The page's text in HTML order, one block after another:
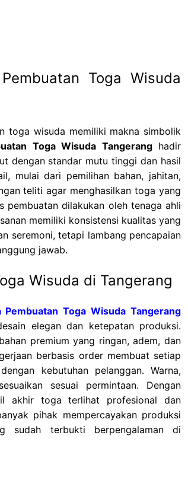
Toga Wisuda
toga wisuda memiliki makna simbolik
Toga Wisuda Tangeranghadir
dengan standar mutu tinggi dan hasil
mulai dari pemilihan bahan, jahitan,
teliti agar menghasilkan toga yang
pembuatan dilakukan oleh tenaga ahli
memiliki konsistensi kualitas yang
seremoni, tetapi lambang pencapaian
jawab.
Wisuda di Tangerang
Pembuatan Toga Wisuda Tangerang
elegan dan ketepatan produksi.
premium yang ringan, adem, dan
berbasis order membuat setiap
kebutuhan pelanggan. Warna,
sesuai permintaan. Dengan
akhir toga terlihat profesional dan
pihak mempercayakan produksi
sudah terbukti berpengalaman di